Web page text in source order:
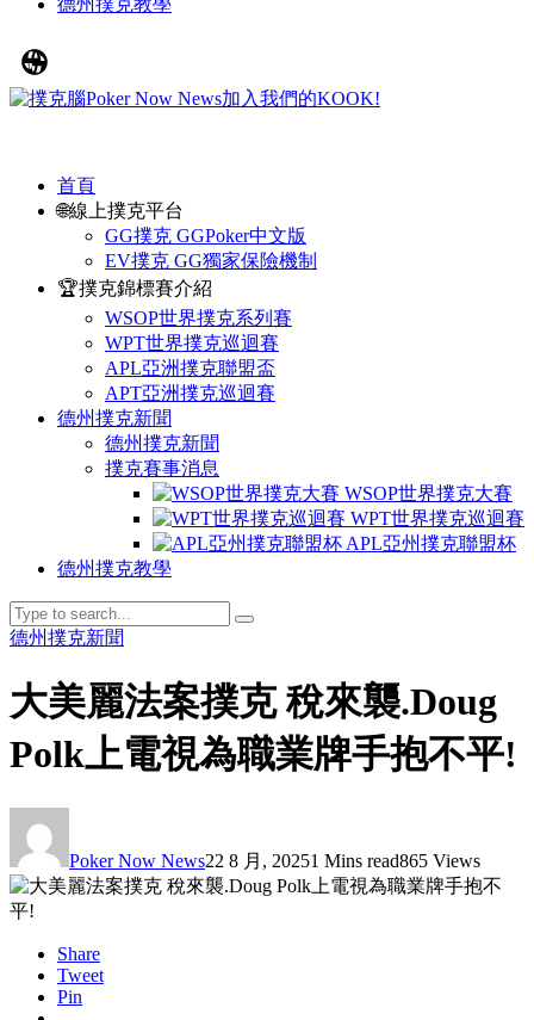
德州撲克教學
首頁
🌐線上撲克平台
GG撲克 GGPoker中文版
EV撲克 GG獨家保險機制
🏆撲克錦標賽介紹
WSOP世界撲克系列賽
WPT世界撲克巡迴賽
APL亞洲撲克聯盟盃
APT亞洲撲克巡迴賽
德州撲克新聞
德州撲克新聞
撲克賽事消息
WSOP世界撲克大賽
WPT世界撲克巡迴賽
APL亞州撲克聯盟杯
德州撲克教學
德州撲克新聞
大美麗法案撲克 稅來襲.Doug
Polk上電視為職業牌手抱不平!
Poker Now News22 8 月, 20251 Mins read865 Views
Share
Tweet
Pin